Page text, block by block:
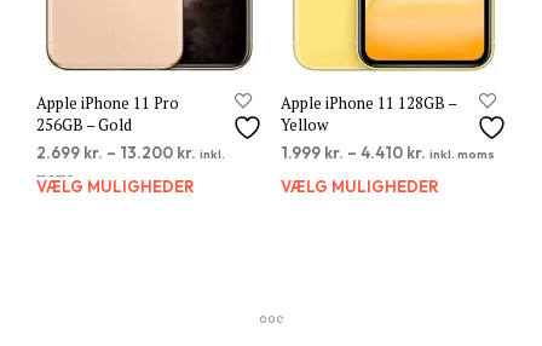
Apple iPhone 11 Pro
256GB – Gold
2.699 kr. – 13.200 kr. inkl.
moms
VÆLG MULIGHEDER
Dette
Mulighederne
Apple iPhone 11 128GB –
Yellow
1.999 kr. – 4.410 kr. inkl. moms
VÆLG MULIGHEDER